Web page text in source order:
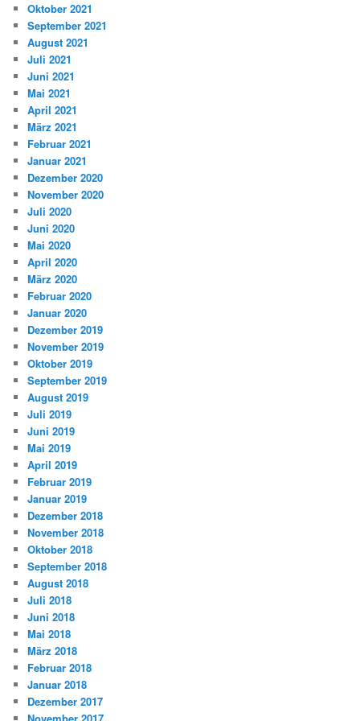
Oktober 2021
September 2021
August 2021
Juli 2021
Juni 2021
Mai 2021
April 2021
März 2021
Februar 2021
Januar 2021
Dezember 2020
November 2020
Juli 2020
Juni 2020
Mai 2020
April 2020
März 2020
Februar 2020
Januar 2020
Dezember 2019
November 2019
Oktober 2019
September 2019
August 2019
Juli 2019
Juni 2019
Mai 2019
April 2019
Februar 2019
Januar 2019
Dezember 2018
November 2018
Oktober 2018
September 2018
August 2018
Juli 2018
Juni 2018
Mai 2018
März 2018
Februar 2018
Januar 2018
Dezember 2017